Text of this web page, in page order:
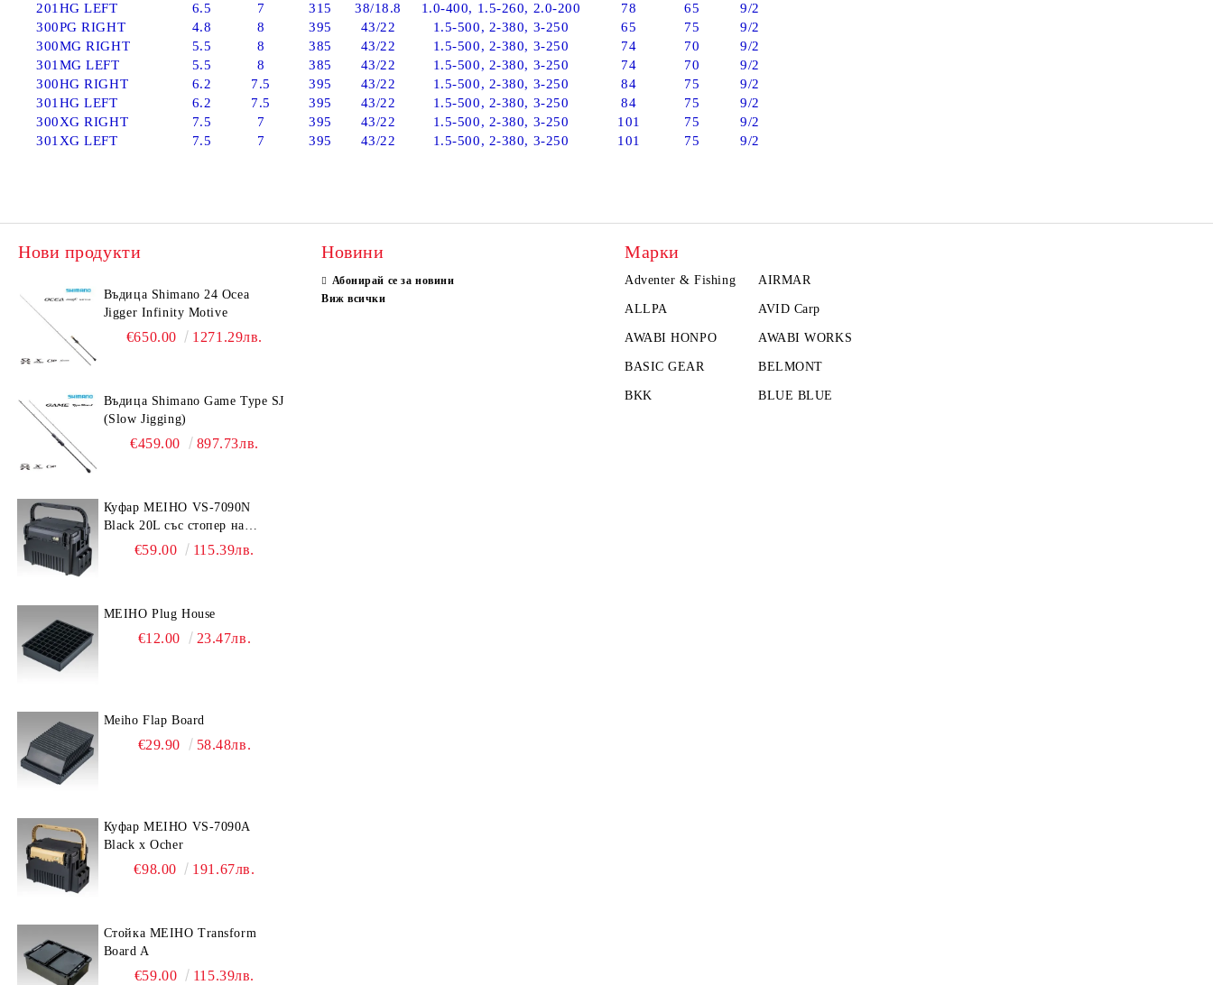
201HG LEFT
6.5 7 315 38/18.8 1.0-400, 1.5-260, 2.0-200 78 65
9/2
300PG RIGHT
4.8 8 395 43/22 1.5-500, 2-380, 3-250 65 75
9/2
300MG RIGHT
5.5 8 385 43/22 1.5-500, 2-380, 3-250 74 70
9/2
301MG LEFT
5.5 8 385 43/22 1.5-500, 2-380, 3-250 74 70
9/2
300HG RIGHT
6.2 7.5 395 43/22 1.5-500, 2-380, 3-250 84 75
9/2
301HG LEFT
6.2 7.5 395 43/22 1.5-500, 2-380, 3-250 84 75
9/2
300XG RIGHT
7.5 7 395 43/22 1.5-500, 2-380, 3-250 101 75
9/2
301XG LEFT
7.5 7 395 43/22 1.5-500, 2-380, 3-250 101 75 9/2
Нови продукти
Въдица Shimano 24 Ocea
Jigger Infinity Motive
€650.00 1271.29лв.
Въдица Shimano Game Type SJ
(Slow Jigging)
€459.00 897.73лв.
Куфар MEIHO VS-7090N
Black 20L със стопер на
дръжката€59.00 115.39лв.
MEIHO Plug House
€12.00 23.47лв.
Meiho Flap Board
€29.90 58.48лв.
Куфар MEIHO VS-7090A
Black x Ocher
€98.00 191.67лв.
Стойка MEIHO Transform
Board A
€59.00 115.39лв.
Новини
Абонирай се за новини
Виж всички
Марки
Adventer & Fishing AIRMAR
ALLPA AVID Carp
AWABI HONPO AWABI WORKS
BASIC GEAR BELMONT
BKK BLUE BLUE